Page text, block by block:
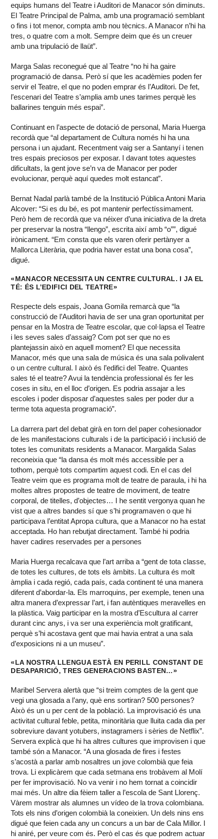
equips humans del Teatre i Auditori de Manacor són diminuts.
El Teatre Principal de Palma, amb una programació semblant
o fins i tot menor, compta amb nou tècnics. A Manacor n’hi ha
tres, o quatre com a molt. Sempre deim que és un creuer
amb una tripulació de llaüt”.
Marga Salas reconegué que al Teatre “no hi ha gaire
programació de dansa. Però sí que les acadèmies poden fer
servir el Teatre, el que no poden emprar és l’Auditori. De fet,
l’escenari del Teatre s’amplia amb unes tarimes perquè les
ballarines tenguin més espai”.
Continuant en l’aspecte de dotació de personal, Maria Huerga
recordà que “al departament de Cultura només hi ha una
persona i un ajudant. Recentment vaig ser a Santanyí i tenen
tres espais preciosos per exposar. I davant totes aquestes
dificultats, la gent jove se’n va de Manacor per poder
evolucionar, perquè aquí quedes molt estancat”.
Bernat Nadal parlà també de la Institució Pública Antoni Maria
Alcover: “Si es du bé, es pot mantenir perfectíssimament.
Però hem de recordà que va néixer d’una iniciativa de la dreta
per preservar la nostra “llengo”, escrita així amb “o””, digué
irònicament. “Em consta que els varen oferir pertànyer a
Mallorca Literària, que podria haver estat una bona cosa”,
digué.
«MANACOR NECESSITA UN CENTRE CULTURAL. I JA EL
TÉ: ÉS L’EDIFICI DEL TEATRE»
Respecte dels espais, Joana Gomila remarcà que “la
construcció de l’Auditori havia de ser una gran oportunitat per
pensar en la Mostra de Teatre escolar, que col·lapsa el Teatre
i les seves sales d’assaig? Com pot ser que no es
plantejassin això en aquell moment? El que necessita
Manacor, més que una sala de música és una sala polivalent
o un centre cultural. I això és l’edifici del Teatre. Quantes
sales té el teatre? Avui la tendència professional és fer les
coses in situ, en el lloc d’origen. Es podria assajar a les
escoles i poder disposar d’aquestes sales per poder dur a
terme tota aquesta programació”.
La darrera part del debat girà en torn del paper cohesionador
de les manifestacions culturals i de la participació i inclusió de
totes les comunitats residents a Manacor. Margalida Salas
reconeixia que “la dansa és molt més accessible per a
tothom, perquè tots compartim aquest codi. En el cas del
Teatre veim que es programa molt de teatre de paraula, i hi ha
moltes altres propostes de teatre de moviment, de teatre
corporal, de titelles, d’objectes… I he sentit vergonya quan he
vist que a altres bandes sí que s’hi programaven o que hi
participava l’entitat Apropa cultura, que a Manacor no ha estat
acceptada. Ho han rebutjat directament. També hi podria
haver cadires reservades per a persones
Maria Huerga recalcava que l’art arriba a “gent de tota classe,
de totes les cultures, de tots els àmbits. La cultura és molt
àmplia i cada regió, cada país, cada continent té una manera
diferent d’abordar-la. Els marroquins, per exemple, tenen una
altra manera d’expressar l’art, i fan autèntiques meravelles en
la plàstica. Vaig participar en la mostra d’Escultura al carrer
durant cinc anys, i va ser una experiència molt gratificant,
perquè s’hi acostava gent que mai havia entrat a una sala
d’exposicions ni a un museu”.
«LA NOSTRA LLENGUA ESTÀ EN PERILL CONSTANT DE
DESAPARICIÓ, TRES GENERACIONS BASTEN…»
Maribel Servera alertà que “si treim comptes de la gent que
vegi una glosada a l’any, què ens sortiran? 500 persones?
Això és un u per cent de la població. La improvisació és una
activitat cultural feble, petita, minoritària que lluita cada dia per
sobreviure davant yotubers, instagramers i sèries de Netflix”.
Servera explicà que hi ha altres cultures que improvisen i que
també són a Manacor. “A una glosada de fires i festes
s’acostà a parlar amb nosaltres un jove colombià que feia
trova. Li explicàrem que cada setmana ens trobàvem al Molí
per fer improvisació. No va venir i no hem tornat a coincidir
mai més. Un altre dia fèiem taller a l’escola de Sant Llorenç.
Vàrem mostrar als alumnes un vídeo de la trova colombiana.
Tots els nins d’origen colombià la coneixien. Un dels nins ens
digué que feien cada any un concurs a un bar de Cala Millor. I
hi aniré, per veure com és. Però el cas és que podrem actuar